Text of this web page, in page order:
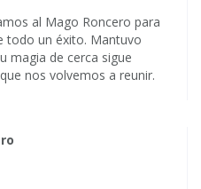
al Mago Roncero para
todo un éxito. Mantuvo
magia de cerca sigue
nos volvemos a reunir.